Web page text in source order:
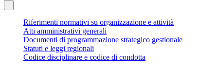
Riferimenti normativi su organizzazione e attività
Atti amministrativi generali
Documenti di programmazione strategico gestionale
Statuti e leggi regionali
Codice disciplinare e codice di condotta